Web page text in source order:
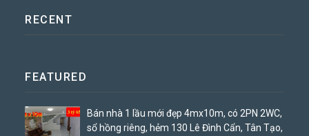
RECENT
FEATURED
Bán nhà 1 lầu mới đẹp 4mx10m, có 2PN 2WC,
sổ hồng riêng, hẻm 130 Lê Đình Cẩn, Tân Tạo,